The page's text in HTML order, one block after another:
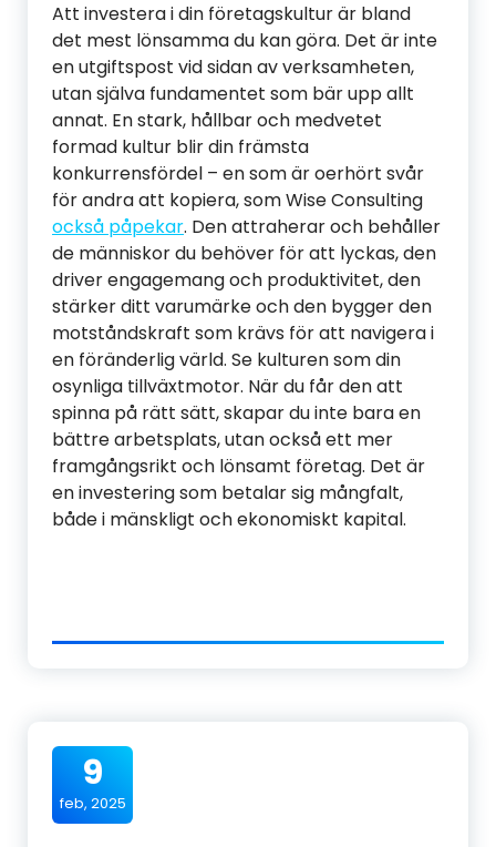
Att investera i din företagskultur är bland
det mest lönsamma du kan göra. Det är inte
en utgiftspost vid sidan av verksamheten,
utan själva fundamentet som bär upp allt
annat. En stark, hållbar och medvetet
formad kultur blir din främsta
konkurrensfördel – en som är oerhört svår
för andra att kopiera, som Wise Consulting
också påpekar. Den attraherar och behåller
de människor du behöver för att lyckas, den
driver engagemang och produktivitet, den
stärker ditt varumärke och den bygger den
motståndskraft som krävs för att navigera i
en föränderlig värld. Se kulturen som din
osynliga tillväxtmotor. När du får den att
spinna på rätt sätt, skapar du inte bara en
bättre arbetsplats, utan också ett mer
framgångsrikt och lönsamt företag. Det är
en investering som betalar sig mångfalt,
både i mänskligt och ekonomiskt kapital.
9
feb, 2025